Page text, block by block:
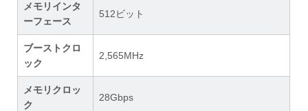
メモリインタ
ーフェース
512ビット
ブーストクロ
ック
2,565MHz
メモリクロッ
ク
28Gbps